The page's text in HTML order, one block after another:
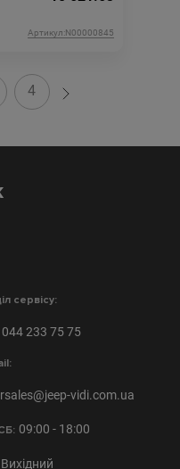
Артикул:N00000845
4
сервісу:
233 75 75
vidi.com.ua
09:00 - 18:00
Вихідний